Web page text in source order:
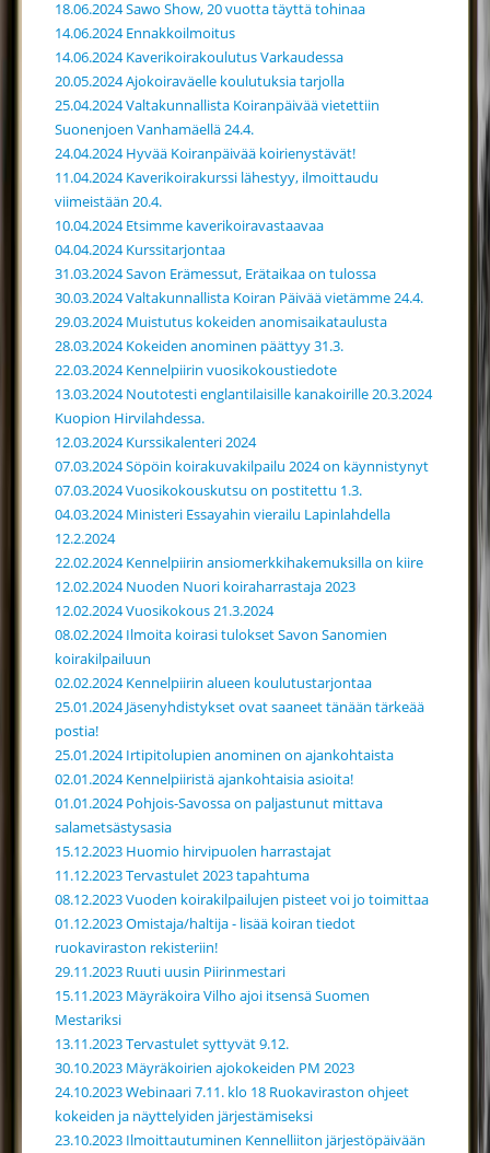
18.06.2024 Sawo Show, 20 vuotta täyttä tohinaa
14.06.2024 Ennakkoilmoitus
14.06.2024 Kaverikoirakoulutus Varkaudessa
20.05.2024 Ajokoiraväelle koulutuksia tarjolla
25.04.2024 Valtakunnallista Koiranpäivää vietettiin
Suonenjoen Vanhamäellä 24.4.
24.04.2024 Hyvää Koiranpäivää koirienystävät!
11.04.2024 Kaverikoirakurssi lähestyy, ilmoittaudu
viimeistään 20.4.
10.04.2024 Etsimme kaverikoiravastaavaa
04.04.2024 Kurssitarjontaa
31.03.2024 Savon Erämessut, Erätaikaa on tulossa
30.03.2024 Valtakunnallista Koiran Päivää vietämme 24.4.
29.03.2024 Muistutus kokeiden anomisaikataulusta
28.03.2024 Kokeiden anominen päättyy 31.3.
22.03.2024 Kennelpiirin vuosikokoustiedote
13.03.2024 Noutotesti englantilaisille kanakoirille 20.3.2024
Kuopion Hirvilahdessa.
12.03.2024 Kurssikalenteri 2024
07.03.2024 Söpöin koirakuvakilpailu 2024 on käynnistynyt
07.03.2024 Vuosikokouskutsu on postitettu 1.3.
04.03.2024 Ministeri Essayahin vierailu Lapinlahdella
12.2.2024
22.02.2024 Kennelpiirin ansiomerkkihakemuksilla on kiire
12.02.2024 Nuoden Nuori koiraharrastaja 2023
12.02.2024 Vuosikokous 21.3.2024
08.02.2024 Ilmoita koirasi tulokset Savon Sanomien
koirakilpailuun
02.02.2024 Kennelpiirin alueen koulutustarjontaa
25.01.2024 Jäsenyhdistykset ovat saaneet tänään tärkeää
postia!
25.01.2024 Irtipitolupien anominen on ajankohtaista
02.01.2024 Kennelpiiristä ajankohtaisia asioita!
01.01.2024 Pohjois-Savossa on paljastunut mittava
salametsästysasia
15.12.2023 Huomio hirvipuolen harrastajat
11.12.2023 Tervastulet 2023 tapahtuma
08.12.2023 Vuoden koirakilpailujen pisteet voi jo toimittaa
01.12.2023 Omistaja/haltija - lisää koiran tiedot
ruokaviraston rekisteriin!
29.11.2023 Ruuti uusin Piirinmestari
15.11.2023 Mäyräkoira Vilho ajoi itsensä Suomen
Mestariksi
13.11.2023 Tervastulet syttyvät 9.12.
30.10.2023 Mäyräkoirien ajokokeiden PM 2023
24.10.2023 Webinaari 7.11. klo 18 Ruokaviraston ohjeet
kokeiden ja näyttelyiden järjestämiseksi
23.10.2023 Ilmoittautuminen Kennelliiton järjestöpäivään